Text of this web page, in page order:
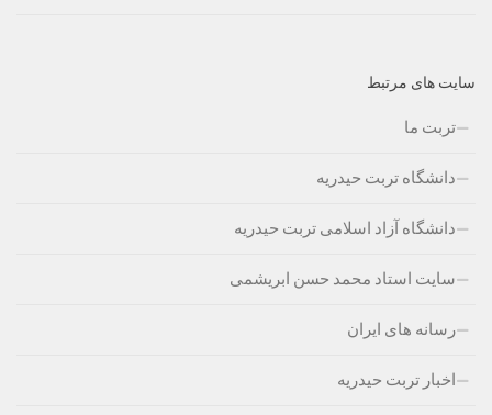
سایت های مرتبط
تربت ما
دانشگاه تربت حیدریه
دانشگاه آزاد اسلامی تربت حیدریه
سایت استاد محمد حسن ابریشمی
رسانه های ایران
اخبار تربت حیدریه